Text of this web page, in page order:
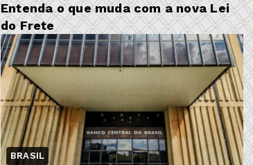
Entenda o que muda com a nova Lei
do Frete
BRASIL